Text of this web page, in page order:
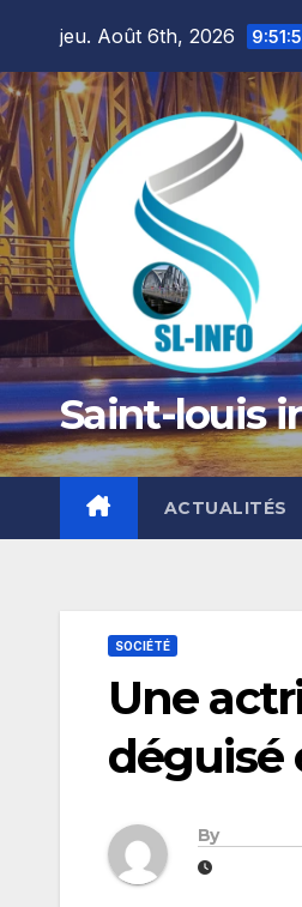
content
jeu. Août 6th, 2026
Saint-louis
ACTUALITÉS
SOCIÉTÉ
Une
déguisé
By